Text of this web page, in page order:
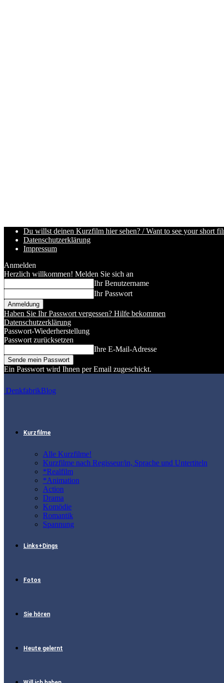
Du willst deinen Kurzfilm hier sehen? / Want to see your short
Datenschutzerklärung
Impressum
Anmelden
Herzlich willkommen! Melden Sie sich an
Ihr Benutzername
Ihr Passwort
Haben Sie Ihr Passwort vergessen? Hilfe bekommen
Datenschutzerklärung
Passwort-Wiederherstellung
Passwort zurücksetzen
Ihre E-Mail-Adresse
Ein Passwort wird Ihnen per Email zugeschickt.
DenkfabrikBlog
Kurzfilme
Alle Kurzfilme!
Kurzfilme nach Regisseur/in, Sprache und Untertiteln
*Realfilm
*Animation
Action
Drama
Komödie
Romantik
Spannung
Links+Dings
Fotos
Sie hören
Heute gelernt